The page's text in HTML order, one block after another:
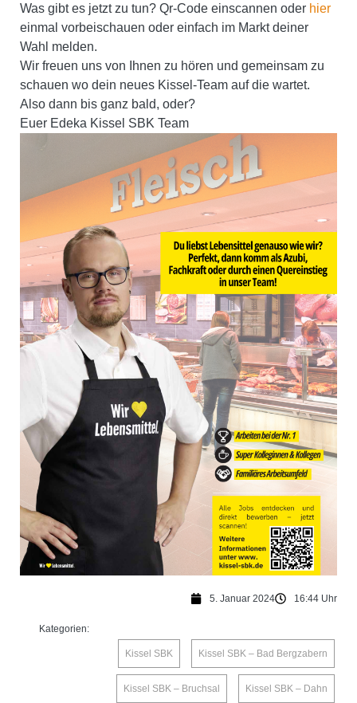
Was gibt es jetzt zu tun? Qr-Code einscannen oder hier
einmal vorbeischauen oder einfach im Markt deiner
Wahl melden.
Wir freuen uns von Ihnen zu hören und gemeinsam zu
schauen wo dein neues Kissel-Team auf die wartet.
Also dann bis ganz bald, oder?
Euer Edeka Kissel SBK Team
5. Januar 2024 16:44 Uhr
Kategorien:
Kissel SBK Kissel SBK – Bad Bergzabern
Kissel SBK – Bruchsal Kissel SBK – Dahn